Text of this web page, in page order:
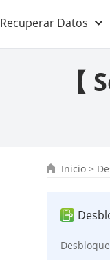
Recuperar Datos
Inicio >